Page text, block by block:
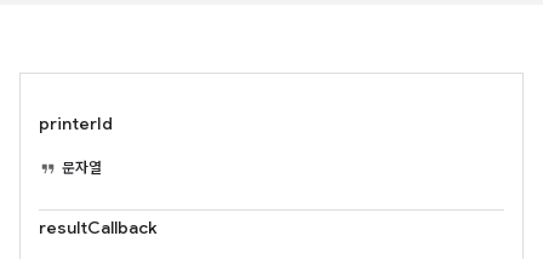
printerId
문자열
resultCallback